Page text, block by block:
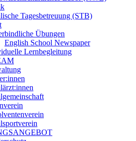
Tagesbetreuung (STB)
Übungen
English School Newspaper
Lernbegleitung